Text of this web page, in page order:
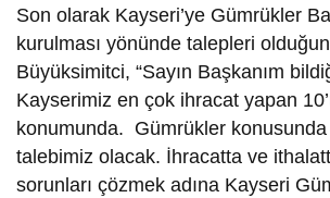
Son olarak Kayseri’ye Gümrükler
kurulması yönünde talepleri
Büyüksimitci, “Sayın Başkanım
Kayserimiz en çok ihracat yapan
konumunda. Gümrükler
talebimiz olacak. İhracatta ve
sorunları çözmek adına Kayseri